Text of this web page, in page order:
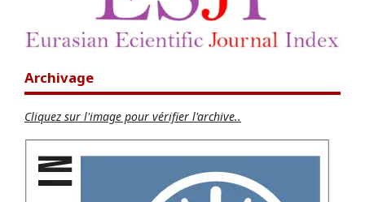
Archivage
Cliquez sur l'image pour vérifier l'archive..